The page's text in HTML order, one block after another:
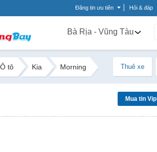
Đăng tin ưu tiên Hỏi & đáp
Bà Rịa - Vũng Tàu
Ô tô Kia Morning Thuê xe
Mua tin Vip